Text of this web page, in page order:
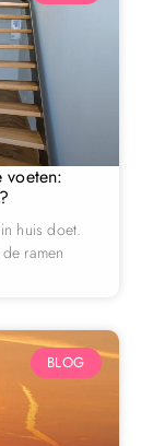
voeten:
huis doet.
ramen
BLOG